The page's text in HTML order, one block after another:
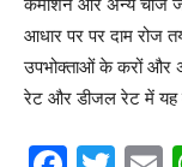
आधार पर पर दाम रोज
उपभोक्ताओं के करों और
रेट और डीजल रेट में यह